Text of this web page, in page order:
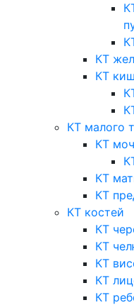
КТ
КТ
КТ малого
КТ
КТ
КТ
КТ костей
КТ
КТ
КТ
КТ
КТ